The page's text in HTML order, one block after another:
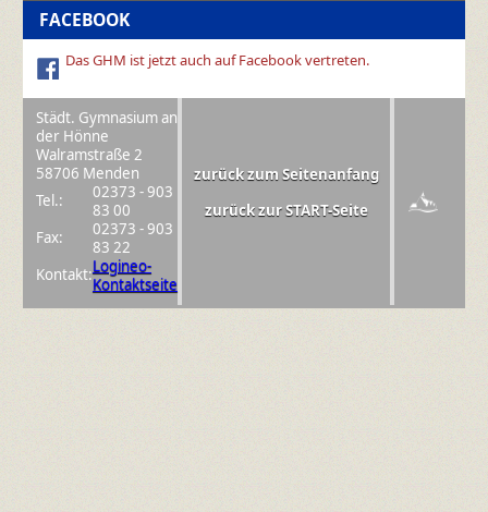
Städt. Gymnasium an
der Hönne
zurück zum Seitenanfang
zurück zur START-Seite
Walramstraße 2
58706 Menden
Tel.:
02373 - 903
83 00
Fax:
02373 - 903
83 22
Kontakt:Logineo-
Kontaktseite
FACEBOOK
Das GHM ist jetzt auch auf Facebook vertreten.